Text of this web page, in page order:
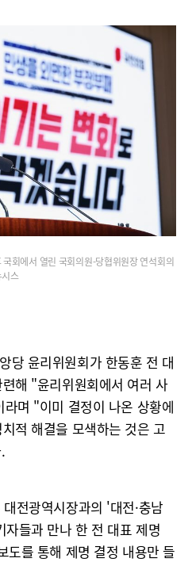
회에서 열린 국회의원-당협위원장 연석회의
스
당 윤리위원회가 한동훈 전 대
해 "윤리위원회에서 여러 사
며 "이미 결정이 나온 상황에
적 해결을 모색하는 것은 고
전광역시장과의 '대전·충남
들과 만나 한 전 대표 제명
도를 통해 제명 결정 내용만 들